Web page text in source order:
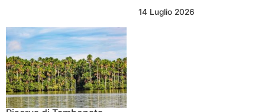
14 Luglio 2026